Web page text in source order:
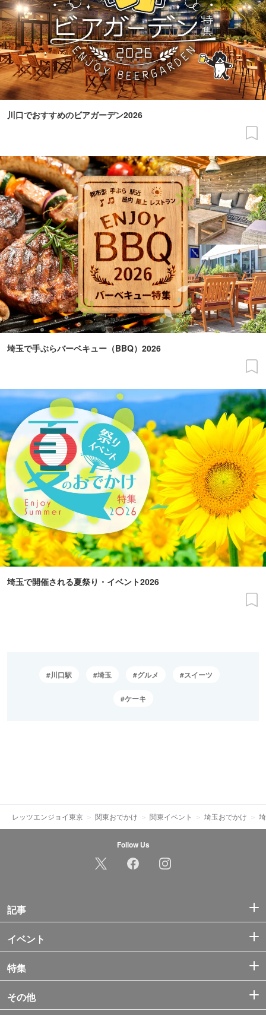
川口でおすすめのビアガーデン2026
埼玉で手ぶらバーベキュー（BBQ）2026
埼玉で開催される夏祭り・イベント2026
川口駅 埼玉 グルメ スイーツ
ケーキ
レッツエンジョイ東京 関東おでかけ 関東イベント 埼玉おでかけ
Follow Us
記事
イベント
特集
その他